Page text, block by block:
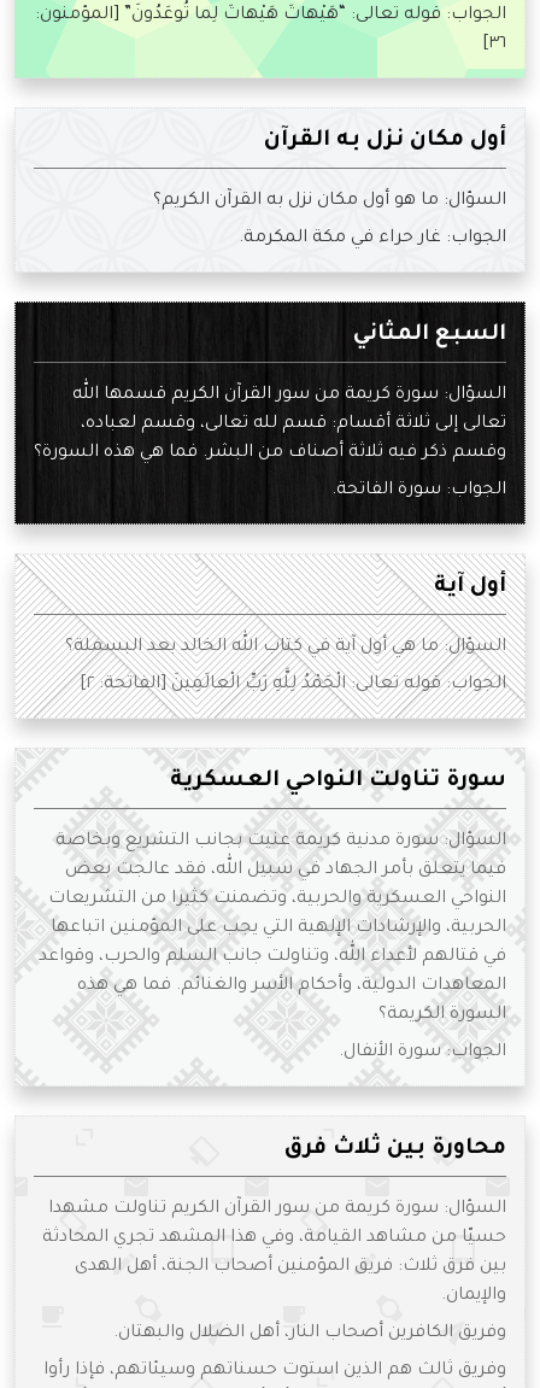
الجواب: قوله تعالى: “هَيْهاتَ هَيْهاتَ لِما تُوعَدُونَ” [المؤمنون:
٣٦]
أول مكان نزل به القرآن
السؤال: ما هو أول مكان نزل به القرآن الكريم؟
الجواب: غار حراء في مكة المكرمة.
السبع المثاني
السؤال: سورة كريمة من سور القرآن الكريم قسمها الله
تعالى إلى ثلاثة أقسام: قسم لله تعالى، وقسم لعباده،
وقسم ذكر فيه ثلاثة أصناف من البشر. فما هي هذه السورة؟
الجواب: سورة الفاتحة.
أول آية
السؤال: ما هي أول آية في كتاب الله الخالد بعد البسملة؟
الجواب: قوله تعالى: الْحَمْدُ لِلَّهِ رَبِّ الْعالَمِينَ [الفاتحة: ٢]
سورة تناولت النواحي العسكرية
السؤال: سورة مدنية كريمة عنيت بجانب التشريع وبخاصة
فيما يتعلق بأمر الجهاد في سبيل الله، فقد عالجت بعض
النواحي العسكرية والحربية، وتضمنت كثيرا من التشريعات
الحربية، والإرشادات الإلهية التي يجب على المؤمنين اتباعها
في قتالهم لأعداء الله، وتناولت جانب السلم والحرب، وقواعد
المعاهدات الدولية، وأحكام الأسر والغنائم. فما هي هذه
السورة الكريمة؟
الجواب: سورة الأنفال.
محاورة بين ثلاث فرق
السؤال: سورة كريمة من سور القرآن الكريم تناولت مشهدا
حسيّا من مشاهد القيامة، وفي هذا المشهد تجري المحادثة
بين فرق ثلاث: فريق المؤمنين أصحاب الجنة، أهل الهدى
والإيمان.
وفريق الكافرين أصحاب النار، أهل الضلال والبهتان.
وفريق ثالث هم الذين استوت حسناتهم وسيئاتهم، فإذا رأوا